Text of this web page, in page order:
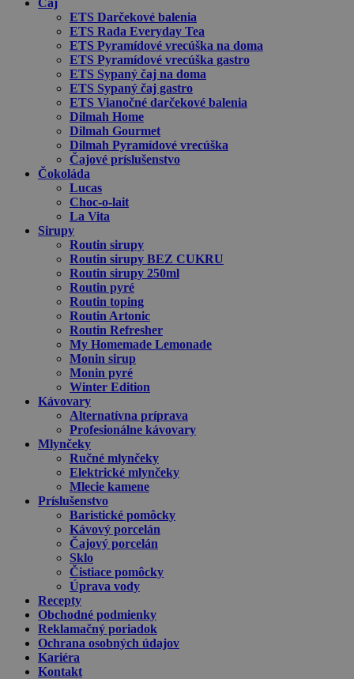
Čaj
ETS Darčekové balenia
ETS Rada Everyday Tea
ETS Pyramídové vrecúška na doma
ETS Pyramídové vrecúška gastro
ETS Sypaný čaj na doma
ETS Sypaný čaj gastro
ETS Vianočné darčekové balenia
Dilmah Home
Dilmah Gourmet
Dilmah Pyramídové vrecúška
Čajové príslušenstvo
Čokoláda
Lucas
Choc-o-lait
La Vita
Sirupy
Routin sirupy
Routin sirupy BEZ CUKRU
Routin sirupy 250ml
Routin pyré
Routin toping
Routin Artonic
Routin Refresher
My Homemade Lemonade
Monin sirup
Monin pyré
Winter Edition
Kávovary
Alternatívna príprava
Profesionálne kávovary
Mlynčeky
Ručné mlynčeky
Elektrické mlynčeky
Mlecie kamene
Príslušenstvo
Baristické pomôcky
Kávový porcelán
Čajový porcelán
Sklo
Čistiace pomôcky
Úprava vody
Recepty
Obchodné podmienky
Reklamačný poriadok
Ochrana osobných údajov
Kariéra
Kontakt